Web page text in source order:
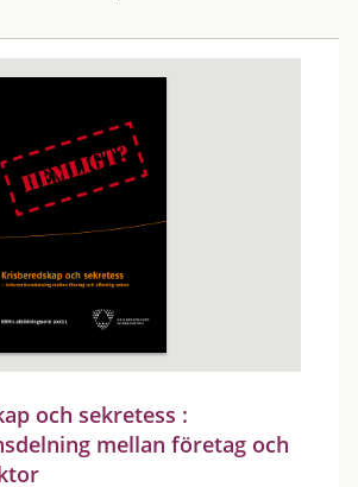
och sekretess :
mellan företag och